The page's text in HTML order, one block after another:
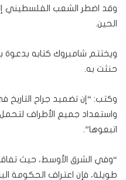
وقد اضطر الشعب الفلسطيني
الحين.
ويختتم شامبروك كتابه بدعوة
حنثت به.
وكتب: “إن تضميد جراح التاريخ
واستعداد جميع الأطراف
اتبعوها”.
“وفي الشرق الأوسط، حيث
طويلة، فإن اعتراف الحكومة